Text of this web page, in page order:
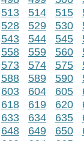
513
514 515
528
529 530
543
544 545
558
559 560
573
574 575
588
589 590
603
604 605
618
619 620
633
634 635
648
649 650